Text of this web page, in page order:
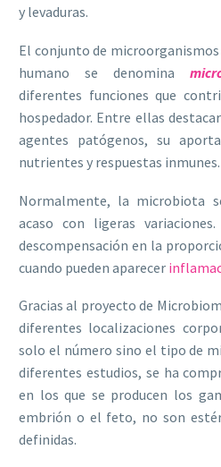
y levaduras.
El conjunto de
humano se denomina
diferentes funciones que
hospedador. Entre ellas
agentes patógenos, su
nutrientes y respuestas inmunes.
Normalmente, la microbiota
acaso con ligeras
descompensación en la
cuando pueden aparecer
Gracias al proyecto de
diferentes localizaciones
solo el número sino el tipo de
diferentes estudios, se ha
en los que se producen los
embrión o el feto, no son
definidas.